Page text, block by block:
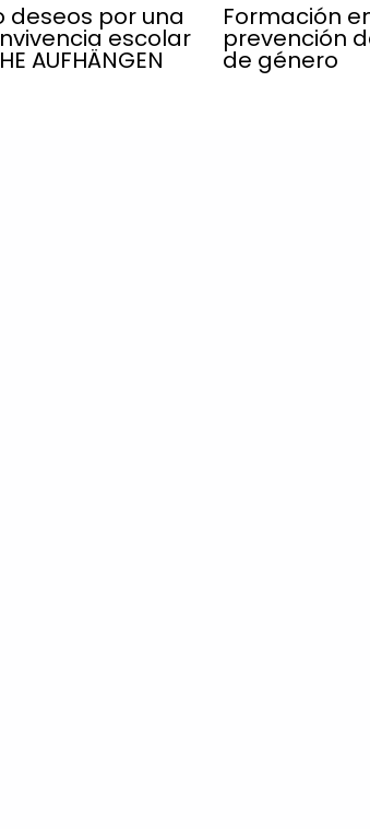
deseos por una
escolar
AUFHÄNGEN
Formación
prevención
de género